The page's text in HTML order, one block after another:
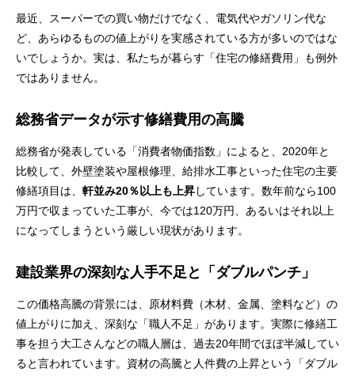
最近、スーパーでの買い物だけでなく、電気代やガソリン代な
ど、あらゆるものの値上がりを実感されている方が多いのではな
いでしょうか。実は、私たちが暮らす「住宅の修繕費用」も例外
ではありません。
総務省データが示す修繕費用の高騰
総務省が発表している「消費者物価指数」によると、2020年と
比較して、外壁塗装や屋根修理、給排水工事といった住宅の主要
修繕項目は、 軒並み20％以上も上昇しています。数年前なら100
万円で収まっていた工事が、今では120万円、あるいはそれ以上
になってしまうという厳しい現状があります。
建設業界の深刻な人手不足と「ダブルパンチ」
この価格高騰の背景には、原材料費（木材、金属、塗料など）の
値上がりに加え、深刻な「職人不足」があります。実際に修繕工
事を担う大工さんなどの職人層は、過去20年間でほぼ半減してい
ると言われています。資材の高騰と人件費の上昇という「ダブル